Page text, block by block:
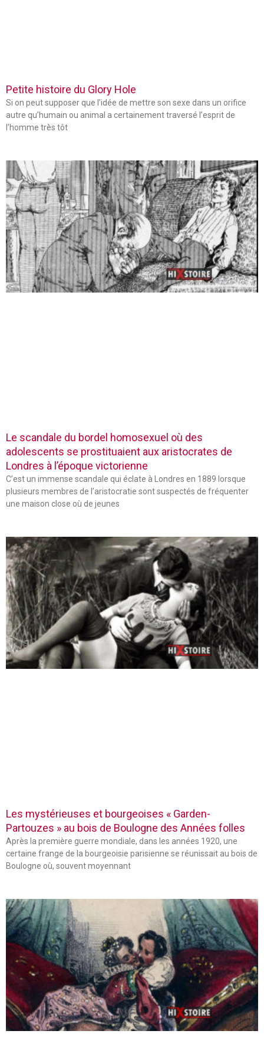
Petite histoire du Glory Hole
Si on peut supposer que l’idée de mettre son sexe dans un orifice
autre qu’humain ou animal a certainement traversé l’esprit de
l’homme très tôt
Le scandale du bordel homosexuel où des
adolescents se prostituaient aux aristocrates de
Londres à l’époque victorienne
C’est un immense scandale qui éclate à Londres en 1889 lorsque
plusieurs membres de l’aristocratie sont suspectés de fréquenter
une maison close où de jeunes
Les mystérieuses et bourgeoises « Garden-
Partouzes » au bois de Boulogne des Années folles
Après la première guerre mondiale, dans les années 1920, une
certaine frange de la bourgeoisie parisienne se réunissait au bois de
Boulogne où, souvent moyennant